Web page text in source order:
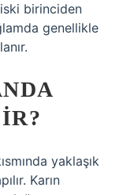
birinciden
genellikle
yaklaşık
Karın